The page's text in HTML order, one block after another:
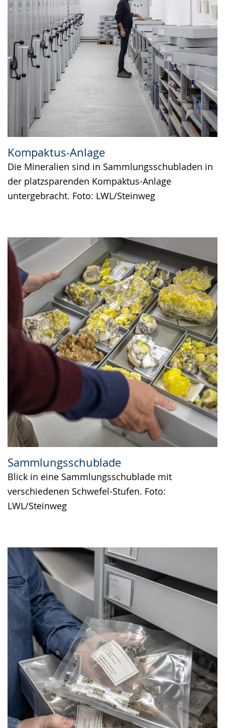
Kompaktus-Anlage
Die Mineralien sind in Sammlungsschubladen in
der platzsparenden Kompaktus-Anlage
untergebracht. Foto: LWL/Steinweg
Sammlungsschublade
Blick in eine Sammlungsschublade mit
verschiedenen Schwefel-Stufen. Foto:
LWL/Steinweg